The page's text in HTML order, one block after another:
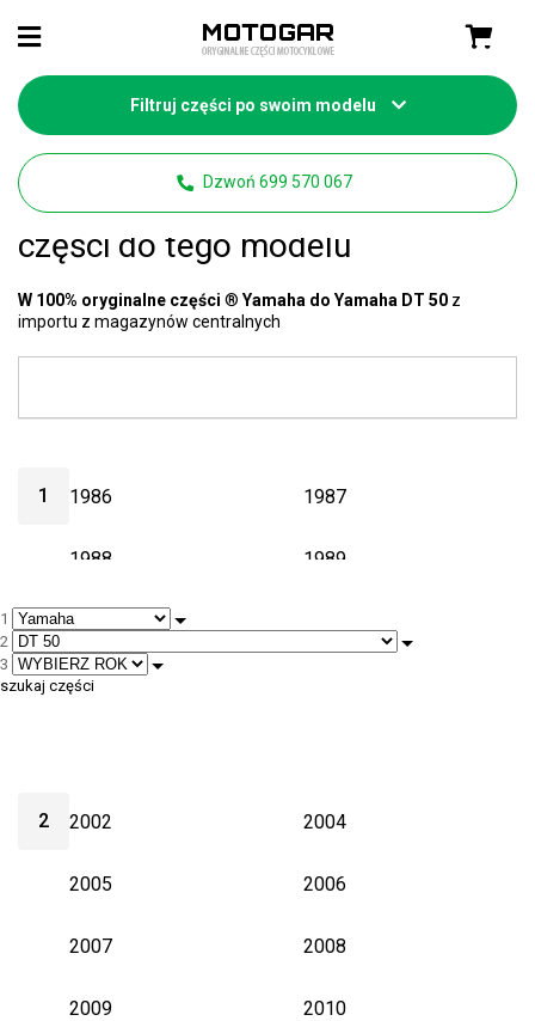
Filtruj części po swoim modelu
Dzwoń 699 570 067
Strona główna Części Yamaha
Yamaha DT 50 części- mamy 21
części do tego modelu
W 100% oryginalne części ® Yamaha do Yamaha DT 50 z
importu z magazynów centralnych
1
2
3
szukaj części
1 1986 1987
1988 1989
1994
1997
2 2002 2004
2005 2006
2007 2008
2009 2010